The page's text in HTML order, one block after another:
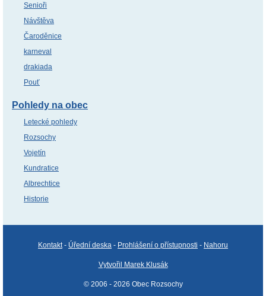
Senioři
Návštěva
Čaroděnice
karneval
drakiada
Pouť
Pohledy na obec
Letecké pohledy
Rozsochy
Vojetín
Kundratice
Albrechtice
Historie
Kontakt- Úřední deska - Prohlášení o přístupnosti - Nahoru
Vytvořil Marek Klusák
© 2006 - 2026 Obec Rozsochy